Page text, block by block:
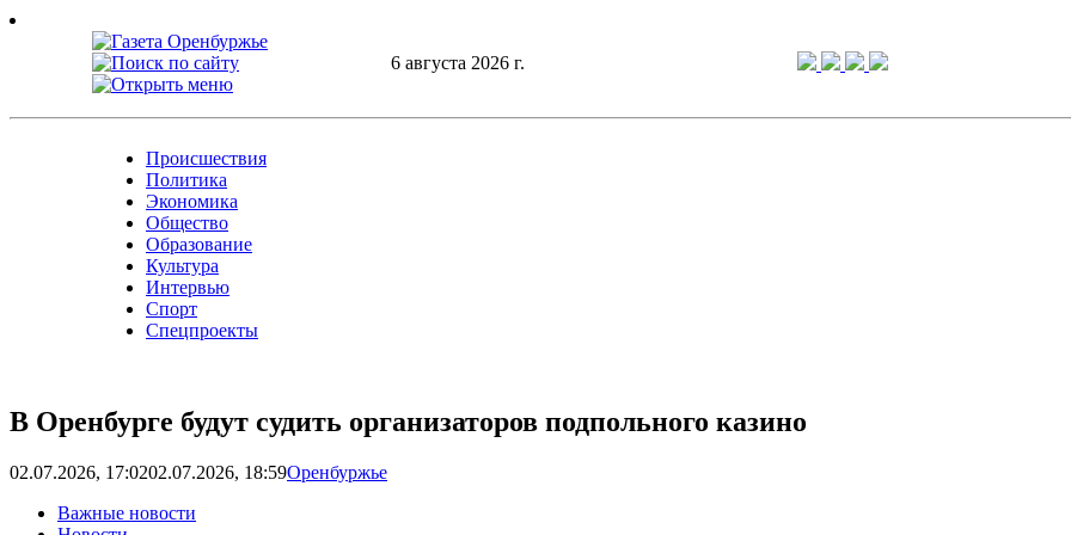
Skip
6 августа 2026 г.
Происшествия
Политика
Экономика
Общество
Образование
Культура
Интервью
Спорт
Спецпроекты
В Оренбурге будут судить организаторов подпольного казино
02.07.2026, 17:0202.07.2026, 18:59Оренбуржье
Важные новости